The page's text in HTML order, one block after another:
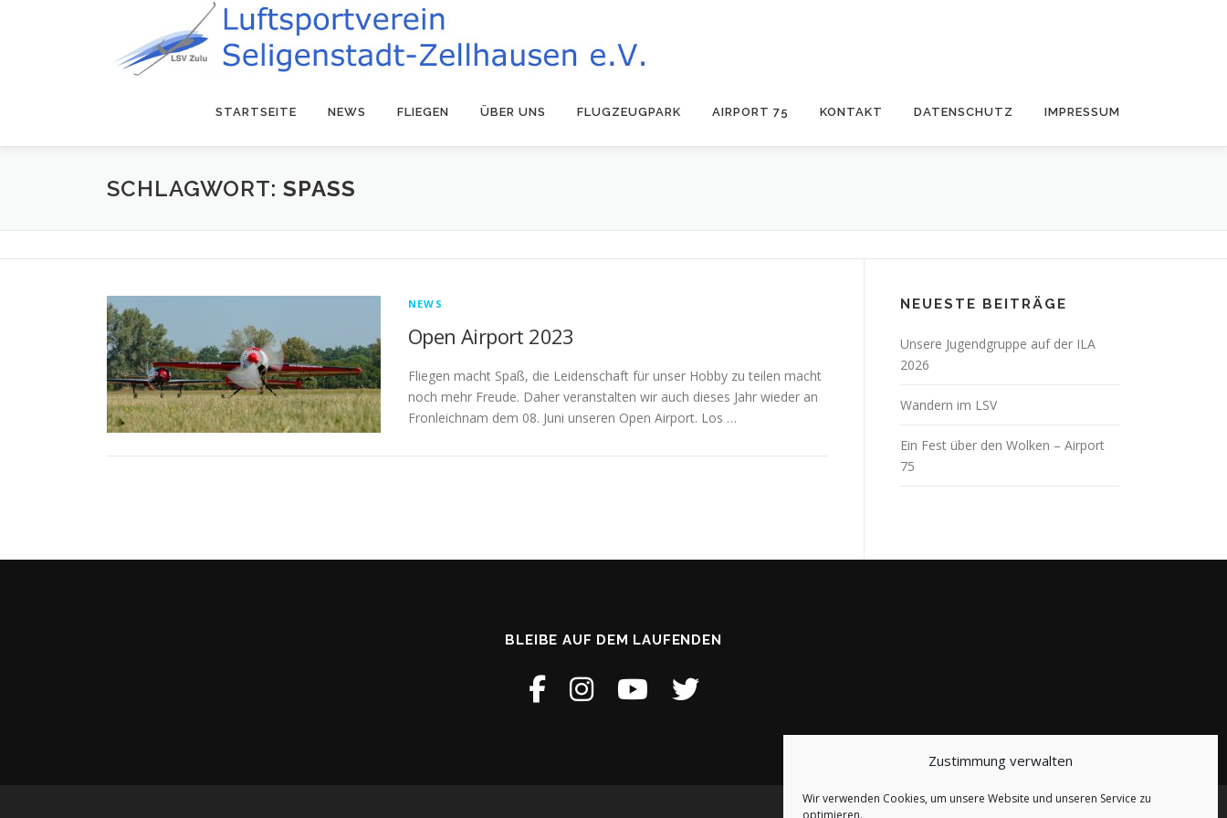
Zustimmung verwalten
Wir verwenden Cookies, um unsere Website und unseren Service zu
optimieren.
STARTSEITE NEWS FLIEGEN ÜBER UNS FLUGZEUGPARK AIRPORT 75 KONTAKT DATENSCHUTZ IMPRESSUM
SCHLAGWORT: SPASS
NEWS
Open Airport 2023
Fliegen macht Spaß, die Leidenschaft für unser Hobby zu teilen macht
noch mehr Freude. Daher veranstalten wir auch dieses Jahr wieder an
Fronleichnam dem 08. Juni unseren Open Airport. Los …
NEUESTE BEITRÄGE
Unsere Jugendgruppe auf der ILA
2026
Wandern im LSV
Ein Fest über den Wolken – Airport
75
BLEIBE AUF DEM LAUFENDEN